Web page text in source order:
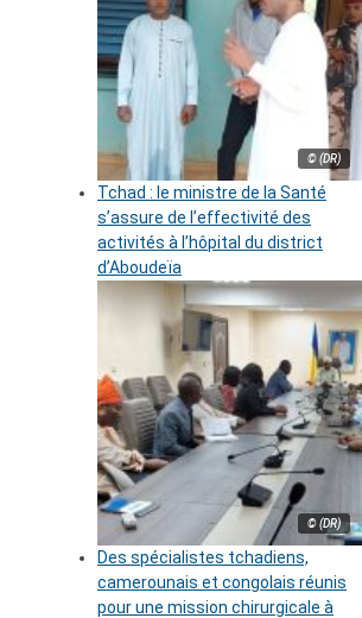
© (DR)
Tchad : le ministre de la Santé
s’assure de l’effectivité des
activités à l’hôpital du district
d’Aboudeïa
© (DR)
Des spécialistes tchadiens,
camerounais et congolais réunis
pour une mission chirurgicale à